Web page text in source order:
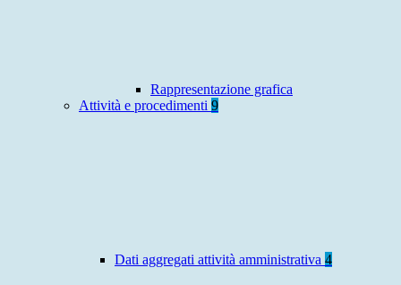
Rappresentazione grafica
Attività e procedimenti 9
Dati aggregati attività amministrativa 4